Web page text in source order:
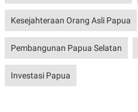
Kesejahteraan Orang Asli Papua
Pembangunan Papua Selatan
Investasi Papua